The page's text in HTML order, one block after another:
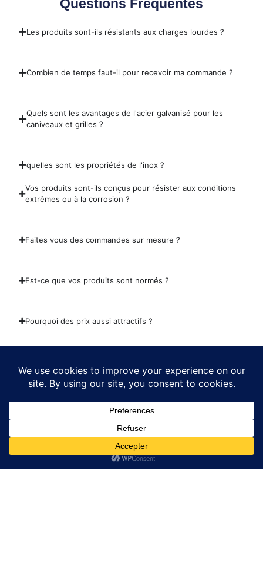
Questions Fréquentes
Les produits sont-ils résistants aux charges lourdes ?
Combien de temps faut-il pour recevoir ma commande ?
Quels sont les avantages de l'acier galvanisé pour les
caniveaux et grilles ?
quelles sont les propriétés de l'inox ?
Vos produits sont-ils conçus pour résister aux conditions
extrêmes ou à la corrosion ?
Faites vous des commandes sur mesure ?
Est-ce que vos produits sont normés ?
Pourquoi des prix aussi attractifs ?
Liens Utiles
ACCESSOIRS BATIMENT
Liens Utiles
Conditions générales de
Vente
Contact
Contact
Email: